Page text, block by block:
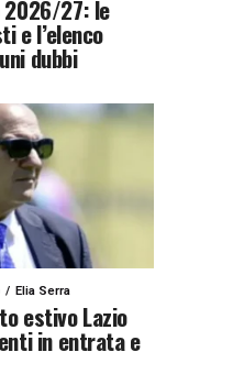
2026/27: le
e l’elenco
dubbi
Elia Serra
estivo Lazio
in entrata e